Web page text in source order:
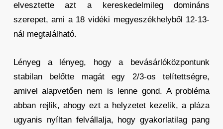
elvesztette azt a kereskedelmileg domináns
szerepet, ami a 18 vidéki megyeszékhelyből 12-13-
nál megtalálható.
Lényeg a lényeg, hogy a bevásárlóközpontunk
stabilan belőtte magát egy 2/3-os telítettségre,
amivel alapvetően nem is lenne gond. A probléma
abban rejlik, ahogy ezt a helyzetet kezelik, a pláza
ugyanis nyíltan felvállalja, hogy gyakorlatilag pang